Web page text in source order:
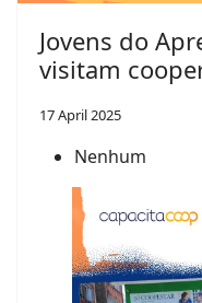
Jovens do
visitam
17 April 2025
Nenhum